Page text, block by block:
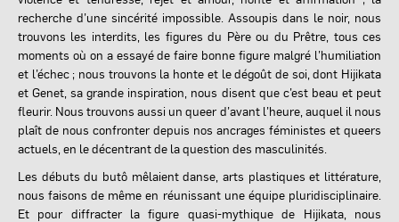
recherche d’une sincérité impossible. Assoupis dans le noir, nous
trouvons les interdits, les figures du Père ou du Prêtre, tous ces
moments où on a essayé de faire bonne figure malgré l’humiliation
et l’échec ; nous trouvons la honte et le dégoût de soi, dont Hijikata
et Genet, sa grande inspiration, nous disent que c’est beau et peut
fleurir. Nous trouvons aussi un queer d’avant l’heure, auquel il nous
plaît de nous confronter depuis nos ancrages féministes et queers
actuels, en le décentrant de la question des masculinités.
Les débuts du butô mêlaient danse, arts plastiques et littérature,
nous faisons de même en réunissant une équipe pluridisciplinaire.
Et pour diffracter la figure quasi-mythique de Hijikata, nous